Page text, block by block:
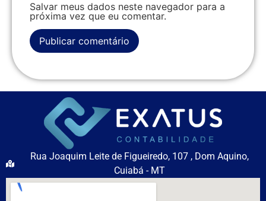
Salvar meus dados neste navegador para a
próxima vez que eu comentar.
Rua Joaquim Leite de Figueiredo, 107 , Dom Aquino,
Cuiabá - MT